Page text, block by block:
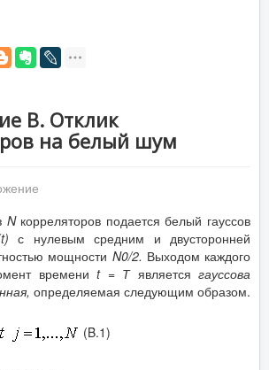
В. Отклик
на белый шум
N корреляторов подается белый гауссов
t)с нулевым средним и двусторонней
мощности N0/2. Выходом каждого
времени t= Т является гауссова
определяемая следующим образом.
(B.1)